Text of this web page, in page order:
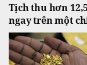
Tịch thu hơn
ngay trên một